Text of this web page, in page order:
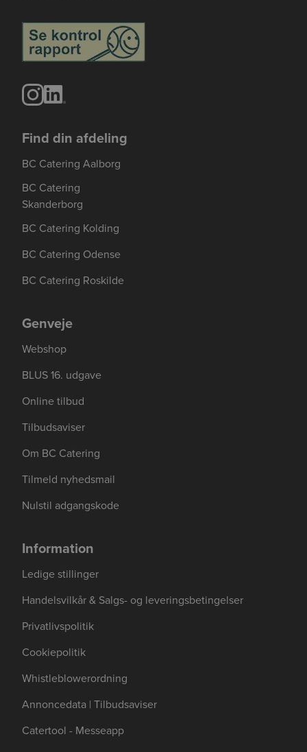
Find din afdeling
BC Catering Aalborg
BC Catering
Skanderborg
BC Catering Kolding
BC Catering Odense
BC Catering Roskilde
Genveje
Webshop
BLUS 16. udgave
Online tilbud
Tilbudsaviser
Om BC Catering
Tilmeld nyhedsmail
Nulstil adgangskode
Information
Ledige stillinger
Handelsvilkår & Salgs- og leveringsbetingelser
Privatlivspolitik
Cookiepolitik
Whistleblowerordning
Annoncedata | Tilbudsaviser
Catertool - Messeapp